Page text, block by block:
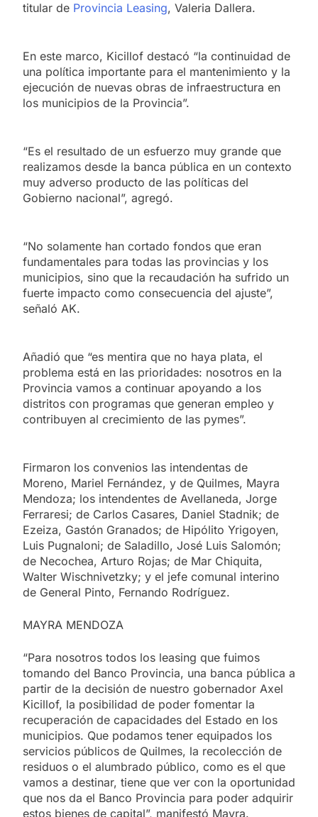
titular de Provincia Leasing, Valeria Dallera.
En este marco, Kicillof destacó “la continuidad de
una política importante para el mantenimiento y la
ejecución de nuevas obras de infraestructura en
los municipios de la Provincia”.
“Es el resultado de un esfuerzo muy grande que
realizamos desde la banca pública en un contexto
muy adverso producto de las políticas del
Gobierno nacional”, agregó.
“No solamente han cortado fondos que eran
fundamentales para todas las provincias y los
municipios, sino que la recaudación ha sufrido un
fuerte impacto como consecuencia del ajuste”,
señaló AK.
Añadió que “es mentira que no haya plata, el
problema está en las prioridades: nosotros en la
Provincia vamos a continuar apoyando a los
distritos con programas que generan empleo y
contribuyen al crecimiento de las pymes”.
Firmaron los convenios las intendentas de
Moreno, Mariel Fernández, y de Quilmes, Mayra
Mendoza; los intendentes de Avellaneda, Jorge
Ferraresi; de Carlos Casares, Daniel Stadnik; de
Ezeiza, Gastón Granados; de Hipólito Yrigoyen,
Luis Pugnaloni; de Saladillo, José Luis Salomón;
de Necochea, Arturo Rojas; de Mar Chiquita,
Walter Wischnivetzky; y el jefe comunal interino
de General Pinto, Fernando Rodríguez.
MAYRA MENDOZA
“Para nosotros todos los leasing que fuimos
tomando del Banco Provincia, una banca pública a
partir de la decisión de nuestro gobernador Axel
Kicillof, la posibilidad de poder fomentar la
recuperación de capacidades del Estado en los
municipios. Que podamos tener equipados los
servicios públicos de Quilmes, la recolección de
residuos o el alumbrado público, como es el que
vamos a destinar, tiene que ver con la oportunidad
que nos da el Banco Provincia para poder adquirir
estos bienes de capital”, manifestó Mayra.